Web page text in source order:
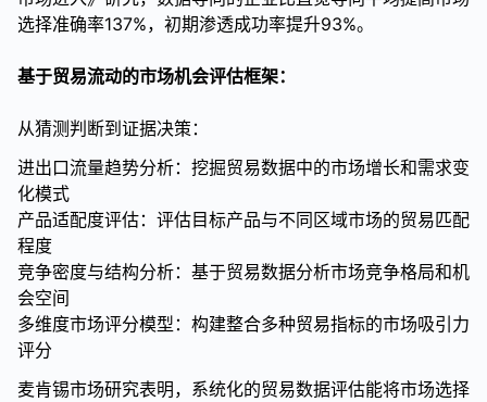
选择准确率137%，初期渗透成功率提升93%。
基于贸易流动的市场机会评估框架：
从猜测判断到证据决策：
进出口流量趋势分析：挖掘贸易数据中的市场增长和需求变
化模式
产品适配度评估：评估目标产品与不同区域市场的贸易匹配
程度
竞争密度与结构分析：基于贸易数据分析市场竞争格局和机
会空间
多维度市场评分模型：构建整合多种贸易指标的市场吸引力
评分
麦肯锡市场研究表明，系统化的贸易数据评估能将市场选择